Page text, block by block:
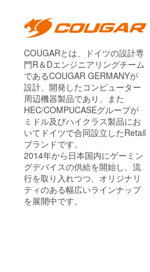
COUGARとは、ドイツの設計専
門R＆Dエンジニアリングチーム
であるCOUGAR GERMANYが
設計、開発したコンピューター
周辺機器製品であり、また
HEC/COMPUCASEグループが
ミドル及びハイクラス製品にお
いてドイツで合同設立したRetail
ブランドです。
2014年から日本国内にゲーミン
グデバイスの供給を開始し、流
行を取り入れつつ、オリジナリ
ティのある幅広いラインナップ
を展開中です。